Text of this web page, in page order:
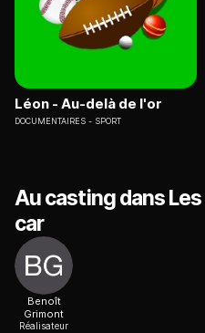
Léon - Au-delà de l'or
DOCUMENTAIRES SPORT
Au casting dans
car
Benoît
Grimont
Réalisateur